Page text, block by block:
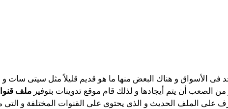
فى الأسواق و هناك البعض منها ما هو قديم قليلاً مثل سيتى سات
الصعب أن يتم أيجادها و لذلك قام موقع تدوينات بتوفير ملف
على الملف الحديث و الذى يحتوى على القنوات المختلفة و